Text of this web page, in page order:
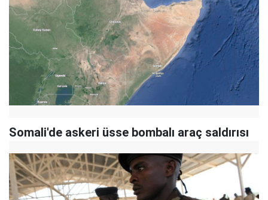
Somali'de askeri üsse bombalı araç saldırısı